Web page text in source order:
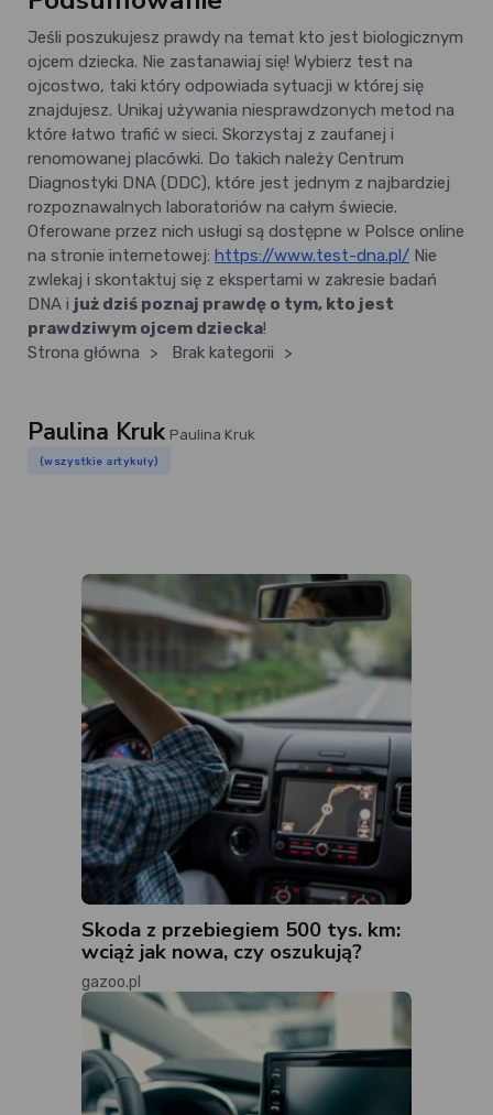
Jeśli poszukujesz prawdy na temat kto jest biologicznym
ojcem dziecka. Nie zastanawiaj się! Wybierz test na
ojcostwo, taki który odpowiada sytuacji w której się
znajdujesz. Unikaj używania niesprawdzonych metod na
które łatwo trafić w sieci. Skorzystaj z zaufanej i
renomowanej placówki. Do takich należy Centrum
Diagnostyki DNA (DDC), które jest jednym z najbardziej
rozpoznawalnych laboratoriów na całym świecie.
Oferowane przez nich usługi są dostępne w Polsce online
na stronie internetowej: https://www.test-dna.pl/ Nie
zwlekaj i skontaktuj się z ekspertami w zakresie badań
DNA i już dziś poznaj prawdę o tym, kto jest
prawdziwym ojcem dziecka!
Strona główna
> Brak kategorii >
Paulina Kruk Paulina Kruk
(wszystkie artykuły)
Skoda z przebiegiem 500 tys. km:
wciąż jak nowa, czy oszukują?
gazoo.pl